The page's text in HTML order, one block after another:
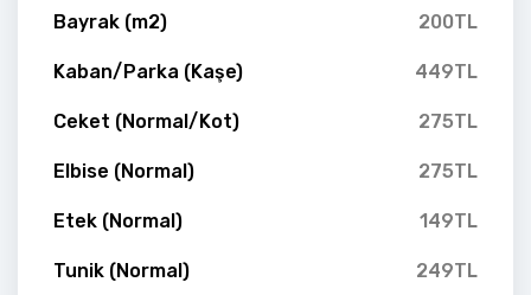
Bayrak (m2) 200TL
Kaban/Parka (Kaşe) 449TL
Ceket (Normal/Kot) 275TL
Elbise (Normal) 275TL
Etek (Normal) 149TL
Tunik (Normal) 249TL